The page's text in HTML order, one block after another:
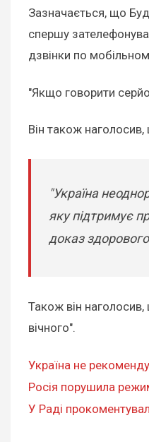
Зазначається, що
спершу
дзвінки по
"Якщо говорити
Він також
"Україна
яку підтримує
доказ
Також він наголосив,
вічного".
Україна не
Росія порушила
У Раді